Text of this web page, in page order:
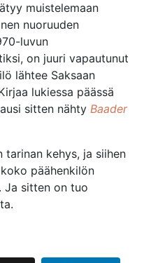
muistelemaan
nuoruuden
luvun
on juuri vapautunut
lähtee Saksaan
lukiessa päässä
sitten nähty Baader
kehys, ja siihen
päähenkilön
Ja sitten on tuo